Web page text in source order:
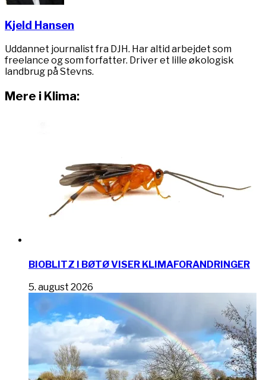
Kjeld Hansen
Uddannet journalist fra DJH. Har altid arbejdet som
freelance og som forfatter. Driver et lille økologisk
landbrug på Stevns.
Mere i Klima:
BIOBLITZ I BØTØ VISER KLIMAFORANDRINGER
5. august 2026